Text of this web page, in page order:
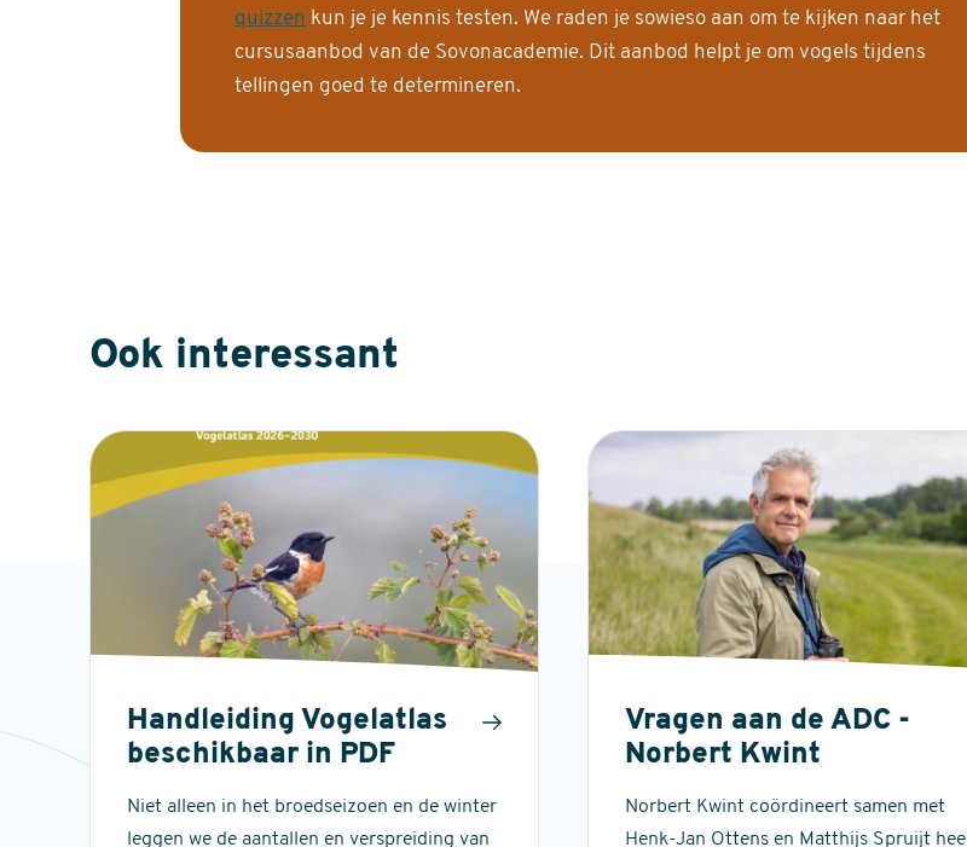
quizzen kun je je kennis testen. We raden je sowieso aan om te kijken naar het
cursusaanbod van de Sovonacademie. Dit aanbod helpt je om vogels tijdens
tellingen goed te determineren.
Ook interessant
Handleiding Vogelatlas
beschikbaar in PDF
Niet alleen in het broedseizoen en de winter
leggen we de aantallen en verspreiding van
Vragen aan de ADC -
Norbert Kwint
Norbert Kwint coördineert samen met
Henk-Jan Ottens en Matthijs Spruijt heel